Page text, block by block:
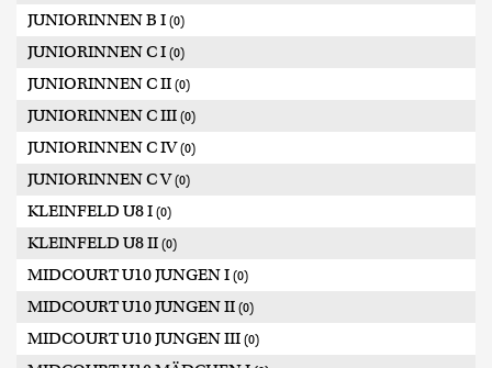
JUNIORINNEN B I (0)
JUNIORINNEN C I (0)
JUNIORINNEN C II (0)
JUNIORINNEN C III (0)
JUNIORINNEN C IV(0)
JUNIORINNEN C V(0)
KLEINFELD U8 I (0)
KLEINFELD U8 II (0)
MIDCOURT U10 JUNGEN I (0)
MIDCOURT U10 JUNGEN II (0)
MIDCOURT U10 JUNGEN III (0)